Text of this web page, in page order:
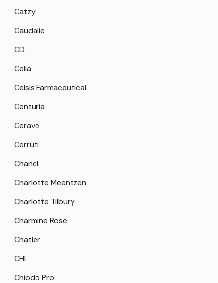
Catzy
Caudalie
CD
Celia
Celsis Farmaceutical
Centuria
Cerave
Cerruti
Chanel
Charlotte Meentzen
Charlotte Tilbury
Charmine Rose
Chatler
CHI
Chiodo Pro